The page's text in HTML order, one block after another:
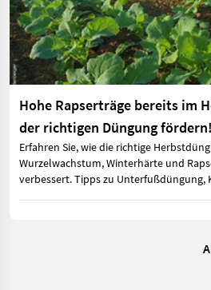
Hohe Rapserträge bereits im
der richtigen Düngung fördern!
Erfahren Sie, wie die richtige
Wurzelwachstum, Winterhärte und
verbessert. Tipps zu Unterfußdüngung,